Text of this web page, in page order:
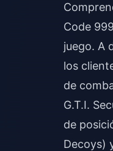
Code
juego. A
los
de
G.T.I.
de
Decoys)